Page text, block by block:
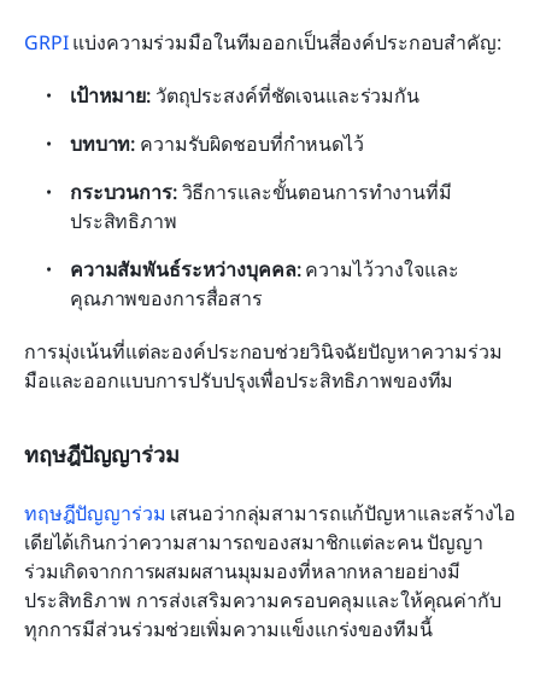
GRPI แบ่งความร่วมมือในทีมออกเป็นสี่องค์ประกอบสำคัญ:
เป้าหมาย: วัตถุประสงค์ที่ชัดเจนและร่วมกัน
บทบาท: ความรับผิดชอบที่กำหนดไว้
กระบวนการ: วิธีการและขั้นตอนการทำงานที่มี
ประสิทธิภาพ
ความสัมพันธ์ระหว่างบุคคล: ความไว้วางใจและ
คุณภาพของการสื่อสาร
การมุ่งเน้นที่แต่ละองค์ประกอบช่วยวินิจฉัยปัญหาความร่วม
มือและออกแบบการปรับปรุงเพื่อประสิทธิภาพของทีม
ทฤษฎีปัญญาร่วม
ทฤษฎีปัญญาร่วม เสนอว่ากลุ่มสามารถแก้ปัญหาและสร้างไอ
เดียได้เกินกว่าความสามารถของสมาชิกแต่ละคน ปัญญา
ร่วมเกิดจากการผสมผสานมุมมองที่หลากหลายอย่างมี
ประสิทธิภาพ การส่งเสริมความครอบคลุมและให้คุณค่ากับ
ทุกการมีส่วนร่วมช่วยเพิ่มความแข็งแกร่งของทีมนี้